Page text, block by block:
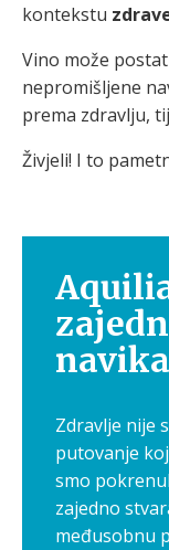
kontekstu
Vino može
nepromišljene
prema zdravlju,
Živjeli! I to
navika
Zdravlje nije
putovanje
smo
zajedno
međusobnu